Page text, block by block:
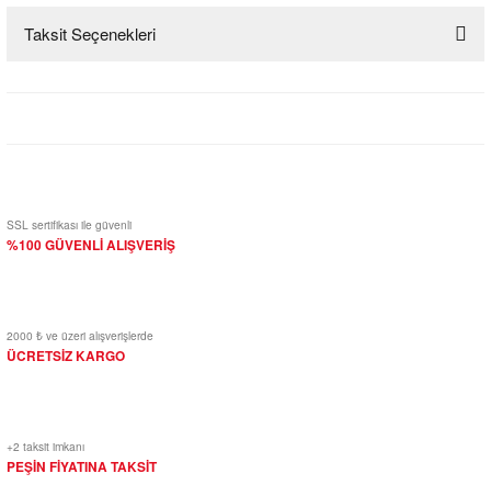
Bu ürüne ilk yorumu siz yapın!
Taksit Seçenekleri
SSL sertifikası ile güvenli
%100 GÜVENLİ ALIŞVERİŞ
2000 ₺ ve üzeri alışverişlerde
ÜCRETSİZ KARGO
+2 taksit imkanı
PEŞİN FİYATINA TAKSİT